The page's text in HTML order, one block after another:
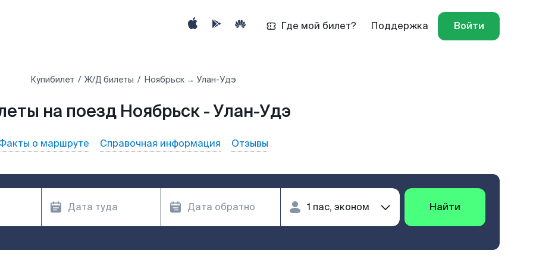
Где мой билет? Поддержка Войти
Купибилет Ж/Д билеты Ноябрьск → Улан-Удэ
на поезд Ноябрьск - Улан-Удэ
о маршруте Справочная информация Отзывы
Найти